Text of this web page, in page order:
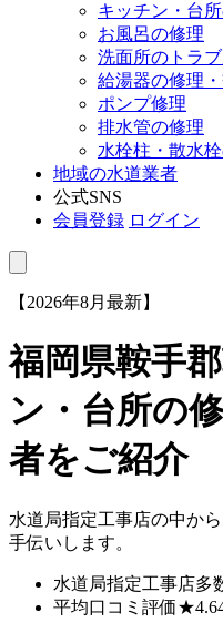
キッチン・台
お風呂の修理
洗面所のトラ
給湯器の修理
ポンプ修理
排水管の修理
水栓柱・散水
地域の水道業者
公式SNS
会員登録 ログイン
【2026年8月最新】
福岡県鞍手
ン・台所の
者をご紹介
水道局指定工事店の中か
手伝いします。
水道局指定工事店多
平均口コミ評価